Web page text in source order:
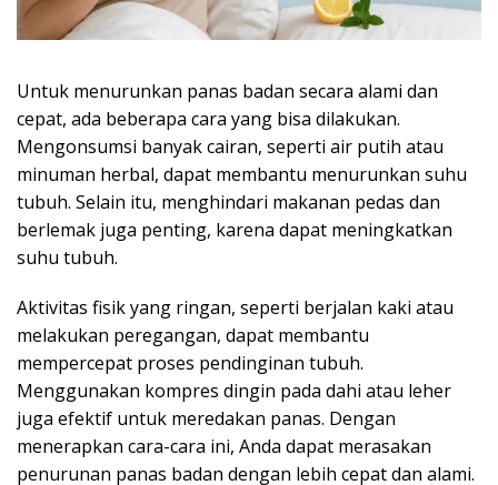
Untuk menurunkan panas badan secara alami dan
cepat, ada beberapa cara yang bisa dilakukan.
Mengonsumsi banyak cairan, seperti air putih atau
minuman herbal, dapat membantu menurunkan suhu
tubuh. Selain itu, menghindari makanan pedas dan
berlemak juga penting, karena dapat meningkatkan
suhu tubuh.
Aktivitas fisik yang ringan, seperti berjalan kaki atau
melakukan peregangan, dapat membantu
mempercepat proses pendinginan tubuh.
Menggunakan kompres dingin pada dahi atau leher
juga efektif untuk meredakan panas. Dengan
menerapkan cara-cara ini, Anda dapat merasakan
penurunan panas badan dengan lebih cepat dan alami.